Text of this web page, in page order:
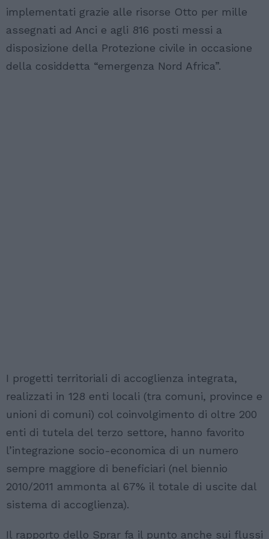
implementati grazie alle risorse Otto per mille
assegnati ad Anci e agli 816 posti messi a
disposizione della Protezione civile in occasione
della cosiddetta “emergenza Nord Africa”.
I progetti territoriali di accoglienza integrata,
realizzati in 128 enti locali (tra comuni, province e
unioni di comuni) col coinvolgimento di oltre 200
enti di tutela del terzo settore, hanno favorito
l’integrazione socio-economica di un numero
sempre maggiore di beneficiari (nel biennio
2010/2011 ammonta al 67% il totale di uscite dal
sistema di accoglienza).
Il rapporto dello Sprar fa il punto anche sui flussi